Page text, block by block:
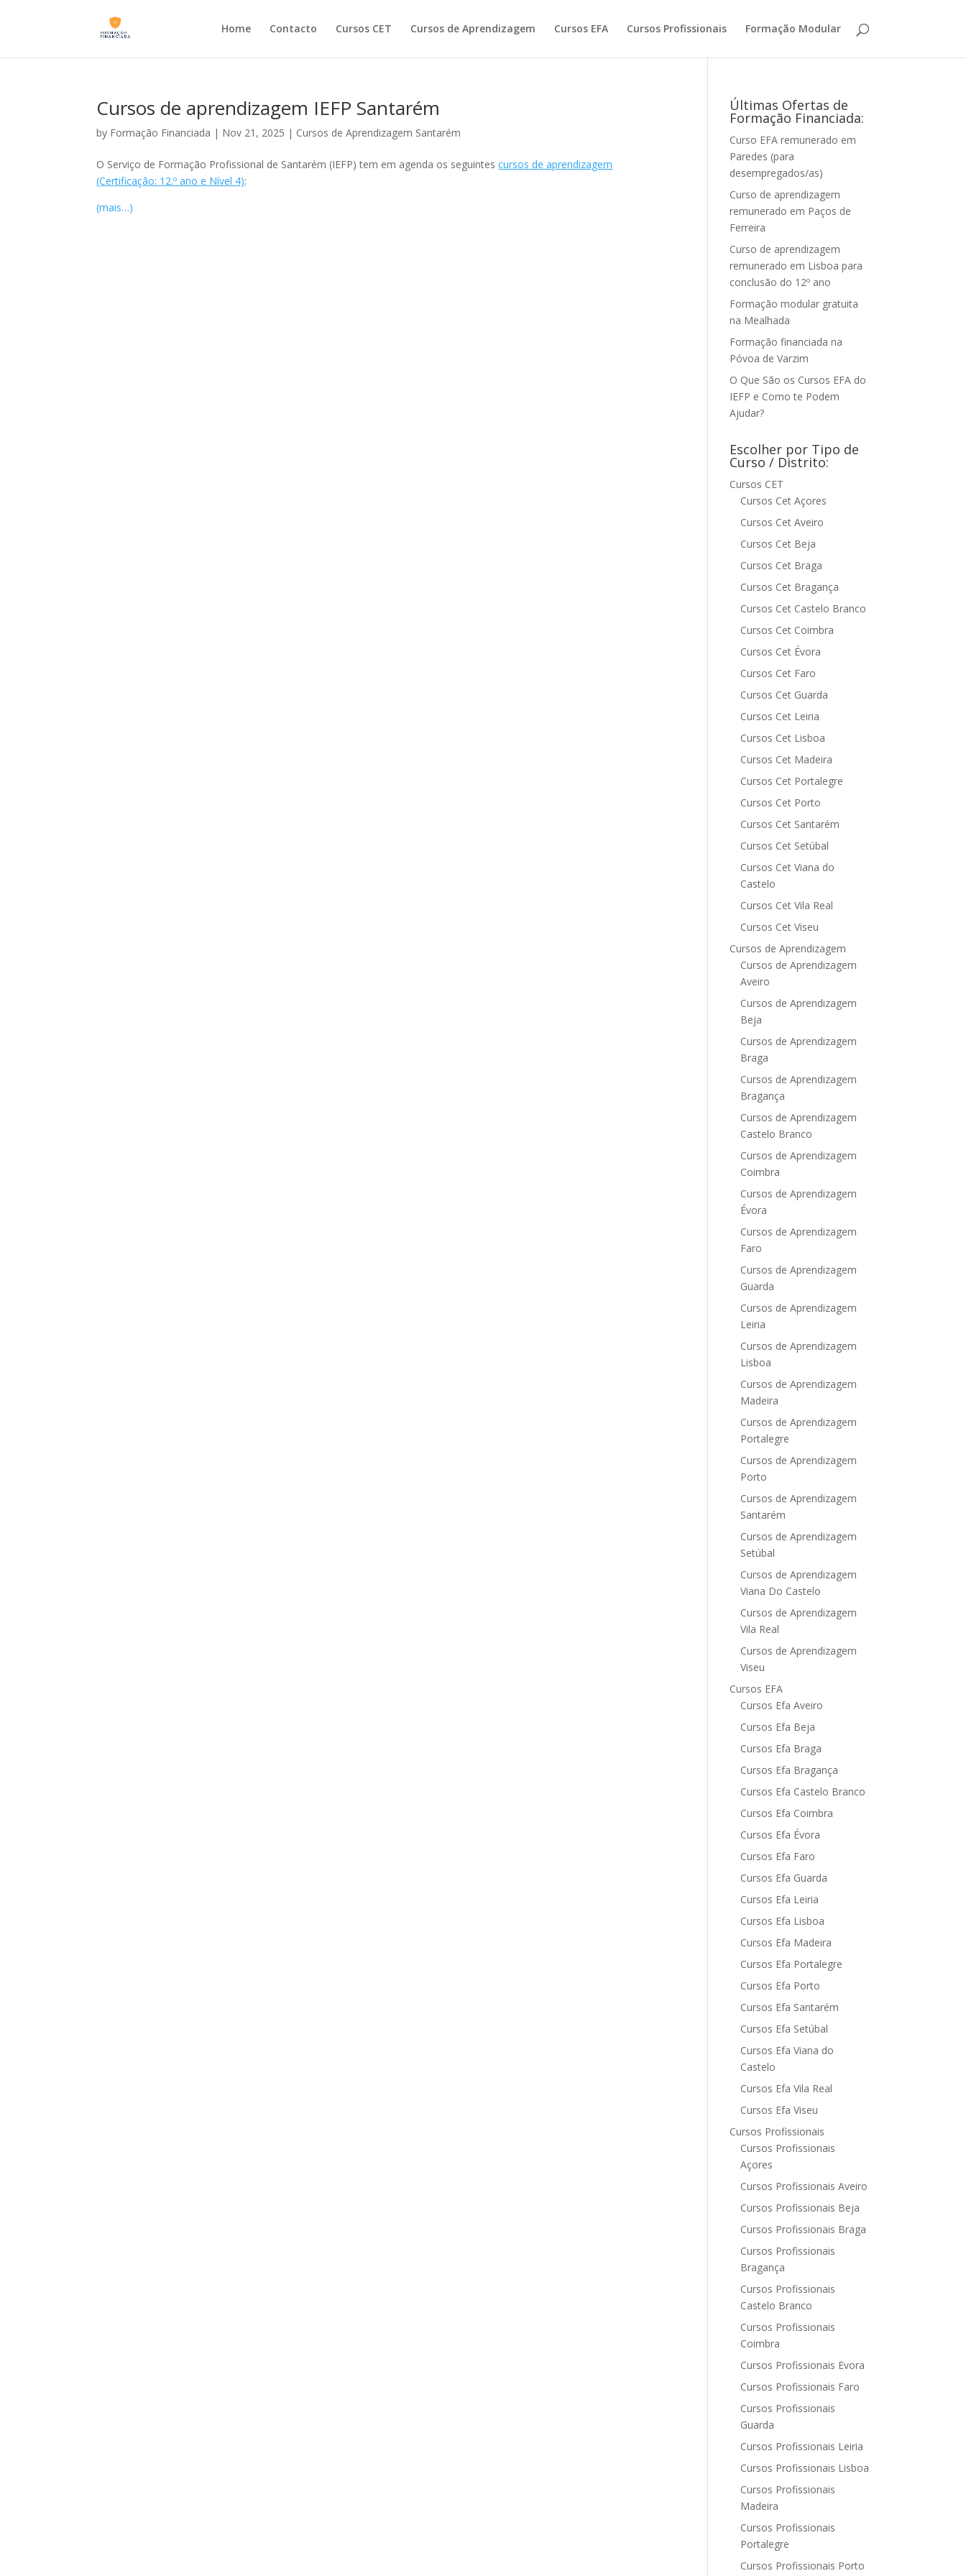
Home Contacto Cursos CET Cursos de Aprendizagem Cursos EFA Cursos Profissionais Formação Modular
Cursos de aprendizagem IEFP Santarém
by Formação Financiada | Nov 21, 2025 | Cursos de Aprendizagem Santarém
O Serviço de Formação Profissional de Santarém (IEFP) tem em agenda os seguintescursos de aprendizagem
(Certificação: 12.º ano e Nível 4):
(mais…)
Últimas Ofertas de
Formação Financiada:
Curso EFA remunerado em
Paredes (para
desempregados/as)
Curso de aprendizagem
remunerado em Paços de
Ferreira
Curso de aprendizagem
remunerado em Lisboa para
conclusão do 12º ano
Formação modular gratuita
na Mealhada
Formação financiada na
Póvoa de Varzim
O Que São os Cursos EFA do
IEFP e Como te Podem
Ajudar?
Escolher por Tipo de
Curso / Distrito:
Cursos CET
Cursos Cet Açores
Cursos Cet Aveiro
Cursos Cet Beja
Cursos Cet Braga
Cursos Cet Bragança
Cursos Cet Castelo Branco
Cursos Cet Coimbra
Cursos Cet Évora
Cursos Cet Faro
Cursos Cet Guarda
Cursos Cet Leiria
Cursos Cet Lisboa
Cursos Cet Madeira
Cursos Cet Portalegre
Cursos Cet Porto
Cursos Cet Santarém
Cursos Cet Setúbal
Cursos Cet Viana do
Castelo
Cursos Cet Vila Real
Cursos Cet Viseu
Cursos de Aprendizagem
Cursos de Aprendizagem
Aveiro
Cursos de Aprendizagem
Beja
Cursos de Aprendizagem
Braga
Cursos de Aprendizagem
Bragança
Cursos de Aprendizagem
Castelo Branco
Cursos de Aprendizagem
Coimbra
Cursos de Aprendizagem
Évora
Cursos de Aprendizagem
Faro
Cursos de Aprendizagem
Guarda
Cursos de Aprendizagem
Leiria
Cursos de Aprendizagem
Lisboa
Cursos de Aprendizagem
Madeira
Cursos de Aprendizagem
Portalegre
Cursos de Aprendizagem
Porto
Cursos de Aprendizagem
Santarém
Cursos de Aprendizagem
Setúbal
Cursos de Aprendizagem
Viana Do Castelo
Cursos de Aprendizagem
Vila Real
Cursos de Aprendizagem
Viseu
Cursos EFA
Cursos Efa Aveiro
Cursos Efa Beja
Cursos Efa Braga
Cursos Efa Bragança
Cursos Efa Castelo Branco
Cursos Efa Coimbra
Cursos Efa Évora
Cursos Efa Faro
Cursos Efa Guarda
Cursos Efa Leiria
Cursos Efa Lisboa
Cursos Efa Madeira
Cursos Efa Portalegre
Cursos Efa Porto
Cursos Efa Santarém
Cursos Efa Setúbal
Cursos Efa Viana do
Castelo
Cursos Efa Vila Real
Cursos Efa Viseu
Cursos Profissionais
Cursos Profissionais
Açores
Cursos Profissionais Aveiro
Cursos Profissionais Beja
Cursos Profissionais Braga
Cursos Profissionais
Bragança
Cursos Profissionais
Castelo Branco
Cursos Profissionais
Coimbra
Cursos Profissionais Evora
Cursos Profissionais Faro
Cursos Profissionais
Guarda
Cursos Profissionais Leiria
Cursos Profissionais Lisboa
Cursos Profissionais
Madeira
Cursos Profissionais
Portalegre
Cursos Profissionais Porto